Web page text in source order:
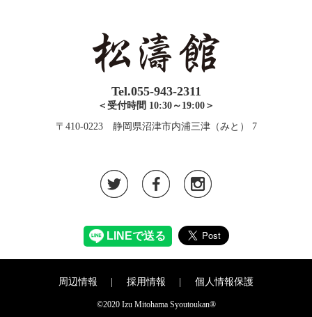
Tel.055-943-2311
＜受付時間 10:30～19:00＞
〒410-0223 静岡県沼津市内浦三津（みと） 7
周辺情報 採用情報 個人情報保護
©2020 Izu Mitohama Syoutoukan®